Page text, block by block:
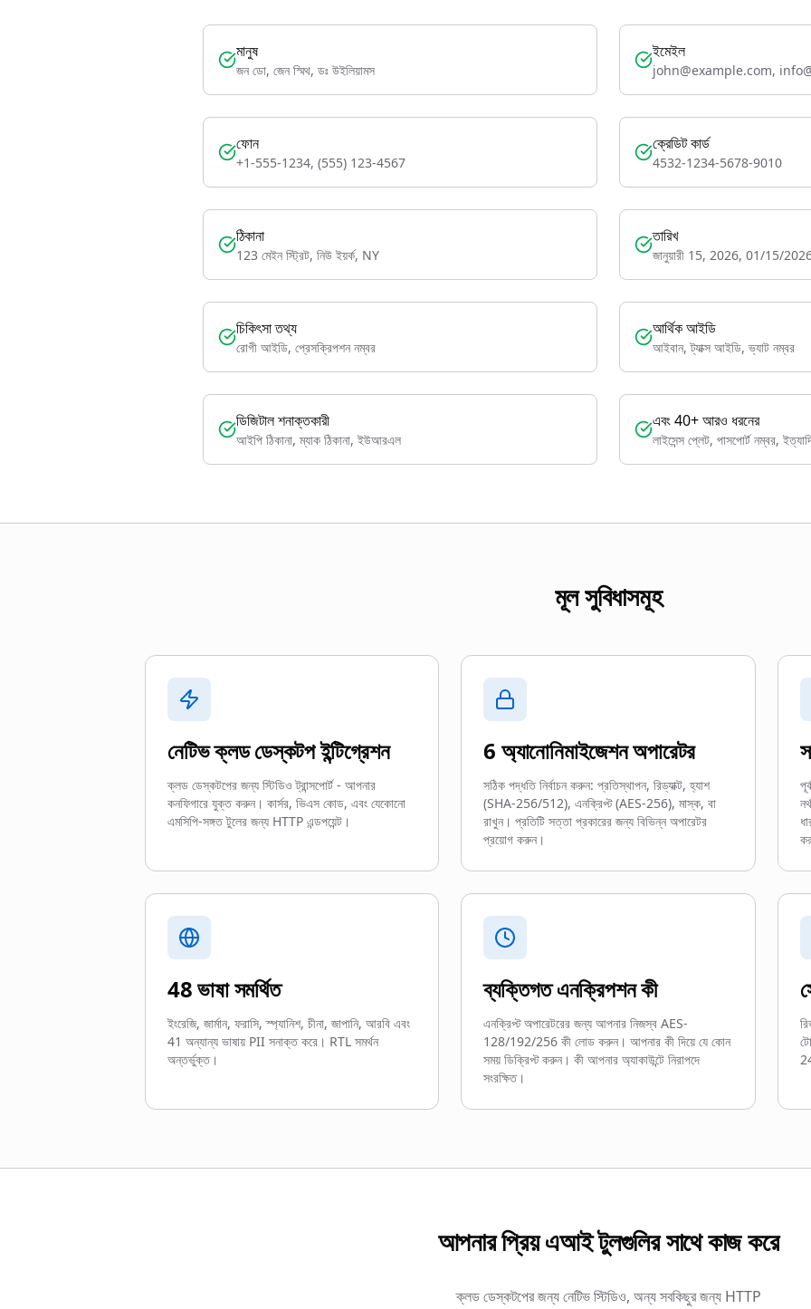
মানুষ
জন ডো, জেন স্মিথ, ডঃ উইলিয়ামস
ইমেইল
john@example.com,
ফোন
+1-555-1234, (555) 123-4567
ক্রেডিট কার্ড
4532-1234-5678-9010
ঠিকানা
123 মেইন স্ট্রিট, নিউ ইয়র্ক, NY
তারিখ
জানুয়ারী 15, 2026, 01/15/
চিকিৎসা তথ্য
রোগী আইডি, প্রেসক্রিপশন নম্বর
আর্থিক আইডি
আইবান, ট্যাক্স আইডি, ভ্যাট নম্বর
ডিজিটাল শনাক্তকারী
আইপি ঠিকানা, ম্যাক ঠিকানা, ইউআরএল
এবং 40+ আরও ধরনের
লাইসেন্স প্লেট, পাসপোর্ট নম্বর,
মূল সুবিধাসমূহ
নেটিভ ক্লড ডেস্কটপ ইন্টিগ্রেশন
ক্লড ডেস্কটপের জন্য স্টিডিও ট্রান্সপোর্ট - আপনার
কনফিগারে যুক্ত করুন। কার্সর, ভিএস কোড, এবং যেকোনো
এমসিপি-সঙ্গত টুলের জন্য HTTP এন্ডপয়েন্ট।
6 অ্যানোনিমাইজেশন অপারেটর
সঠিক পদ্ধতি নির্বাচন করুন: প্রতিস্থাপন, রিড্যাক্ট, হ্যাশ
(SHA-256/512), এনক্রিপ্ট (AES-256), মাস্ক, বা
রাখুন। প্রতিটি সত্তা প্রকারের জন্য বিভিন্ন অপারেটর
প্রয়োগ করুন।
48 ভাষা সমর্থিত
ইংরেজি, জার্মান, ফরাসি, স্প্যানিশ, চীনা, জাপানি, আরবি এবং
41 অন্যান্য ভাষায় PII সনাক্ত করে। RTL সমর্থন
অন্তর্ভুক্ত।
ব্যক্তিগত এনক্রিপশন কী
এনক্রিপ্ট অপারেটরের জন্য আপনার নিজস্ব AES-
128/192/256 কী লোড করুন। আপনার কী দিয়ে যে কোন
সময় ডিক্রিপ্ট করুন। কী আপনার অ্যাকাউন্টে নিরাপদে
সংরক্ষিত।
আপনার প্রিয় এআই টুলগুলির সাথে কাজ করে
ক্লড ডেস্কটপের জন্য নেটিভ স্টিডিও, অন্য সবকিছুর জন্য HTTP